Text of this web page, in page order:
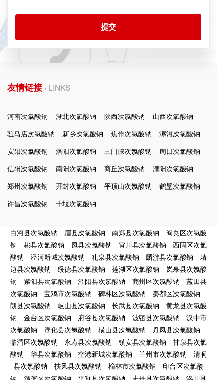
提交
友情链接/ LINKS
河南次氯酸钠 湖北次氯酸钠 陕西次氯酸钠
山西次氯酸钠
驻马店次氯酸钠
新乡次氯酸钠 焦作次氯酸钠
漯河次氯酸钠
安阳次氯酸钠
洛阳次氯酸钠 三门峡次氯酸钠
周口次氯酸钠
信阳次氯酸钠
南阳次氯酸钠 商丘次氯酸钠
濮阳次氯酸钠
郑州次氯酸钠
开封次氯酸钠 平顶山次氯酸钠
鹤壁次氯酸钠
许昌次氯酸钠
十堰次氯酸钠
白河县次氯酸钠 眉县次氯酸钠 南郑县次氯酸钠
阎良区次氯酸
钠
彬县次氯酸钠 凤县次氯酸钠 宜川县次氯酸钠
西固区次氯
酸钠
泾河新城次氯酸钠 礼泉县次氯酸钠 麟游县次氯酸钠
靖
边县次氯酸钠
绥德县次氯酸钠 莲湖区次氯酸钠
岚皋县次氯酸
钠
紫阳县次氯酸钠 泾阳县次氯酸钠 商州区次氯酸钠
蓝田县
次氯酸钠
宝鸡市次氯酸钠 碑林区次氯酸钠
秦都区次氯酸钠
朗县次氯酸钠
岐山县次氯酸钠 长武县次氯酸钠
黄龙县次氯酸
钠
金台区次氯酸钠 府谷县次氯酸钠 波密县次氯酸钠
汉中市
次氯酸钠
淳化县次氯酸钠 横山县次氯酸钠
丹凤县次氯酸钠
临渭区次氯酸钠
永寿县次氯酸钠 镇安县次氯酸钠
甘泉县次氯
酸钠
华县次氯酸钠 空港新城次氯酸钠 兰州市次氯酸钠
清涧
县次氯酸钠
扶风县次氯酸钠 榆林市次氯酸钠
印台区次氯酸
钠
渭滨区次氯酸钠 平利县次氯酸钠 志丹县次氯酸钠 洛川县